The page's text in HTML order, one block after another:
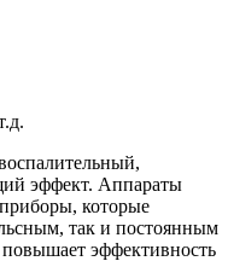
эффект. Аппараты
которые
так и постоянным
эффективность